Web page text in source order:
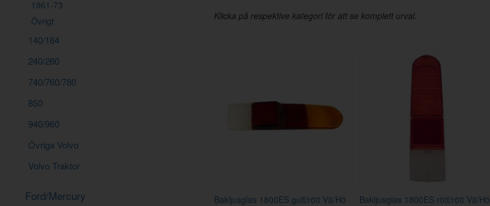
1961-73
Övrigt
140/164
240/260
740/760/780
850
940/960
Övriga Volvo
Volvo Traktor
Ford/Mercury
Klicka på respektive kategori för att se komplett urval.
Bakljusglas 1800ES gult/rött Vä/Hö Bakljusglas 1800ES rött/rött Vä/Hö